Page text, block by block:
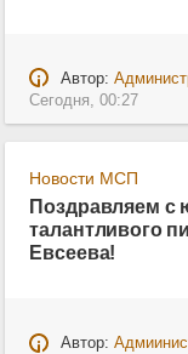
Автор:
Сегодня, 00:27
Новости МСП
Поздравляем с
талантливого
Евсеева!
Автор: